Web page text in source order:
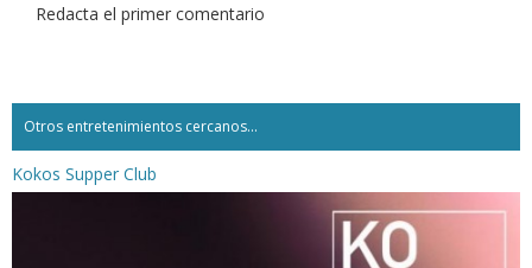
Redacta el primer comentario
Otros entretenimientos cercanos...
Kokos Supper Club